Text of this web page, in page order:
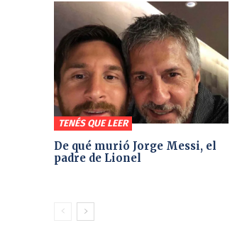
TENÉS QUE LEER
De qué murió Jorge Messi, el
padre de Lionel